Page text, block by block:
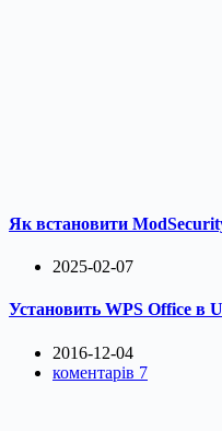
Як встановити
2025-02-07
Установить WPS Office в
2016-12-04
коментарів 7